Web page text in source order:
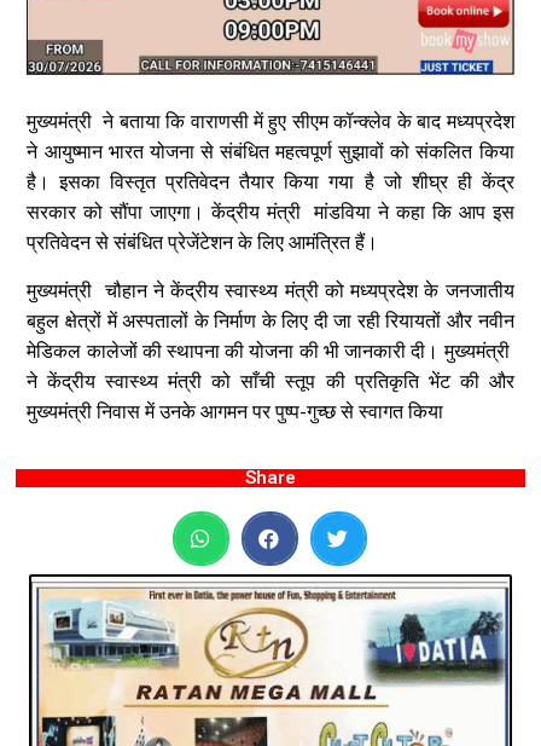
मुख्यमंत्री ने बताया कि वाराणसी में हुए सीएम कॉन्क्लेव के बाद मध्यप्रदेश
ने आयुष्मान भारत योजना से संबंधित महत्वपूर्ण सुझावों को संकलित किया
है। इसका विस्तृत प्रतिवेदन तैयार किया गया है जो शीघ्र ही केंद्र
सरकार को सौंपा जाएगा। केंद्रीय मंत्री मांडविया ने कहा कि आप इस
प्रतिवेदन से संबंधित प्रेजेंटेशन के लिए आमंत्रित हैं।
मुख्यमंत्री चौहान ने केंद्रीय स्वास्थ्य मंत्री को मध्यप्रदेश के जनजातीय
बहुल क्षेत्रों में अस्पतालों के निर्माण के लिए दी जा रही रियायतों और नवीन
मेडिकल कालेजों की स्थापना की योजना की भी जानकारी दी।मुख्यमंत्री
ने केंद्रीय स्वास्थ्य मंत्री को साँची स्तूप की प्रतिकृति भेंट की और
मुख्यमंत्री निवास में उनके आगमन पर पुष्प-गुच्छ से स्वागत किया
Share